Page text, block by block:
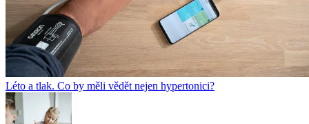
Léto a tlak. Co by měli vědět nejen hypertonici?